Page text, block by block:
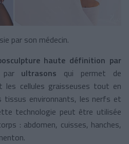
par son médecin.
haute définition par
par ultrasons qui permet de
les cellules graisseuses tout en
tissus environnants, les nerfs et
technologie peut être utilisée
: abdomen, cuisses, hanches,